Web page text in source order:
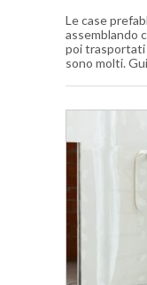
Le case
assemblando
poi trasportati
sono molti.